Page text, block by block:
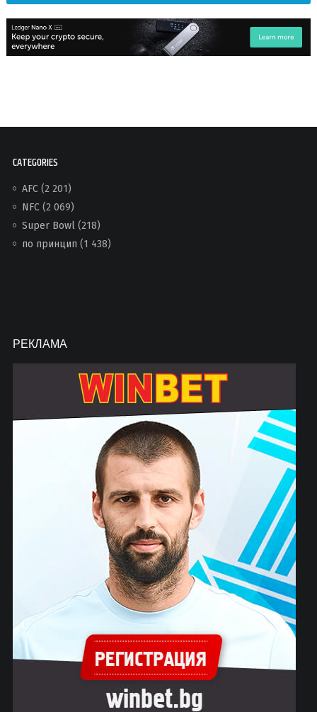
CATEGORIES
AFC(2 201)
NFC(2 069)
Super Bowl(218)
по принцип (1 438)
РЕКЛАМА